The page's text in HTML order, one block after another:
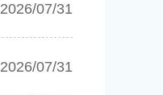
2026/07/31
2026/07/31